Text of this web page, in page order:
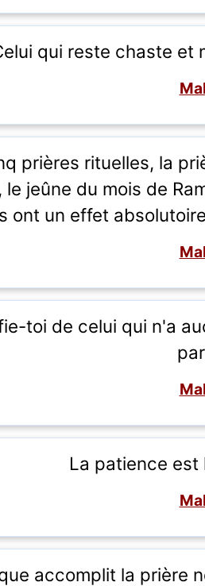
qui reste chaste et
prières rituelles, la
le jeûne du mois de
ont un effet
toi de celui qui n'a
La patience
accomplit la prière